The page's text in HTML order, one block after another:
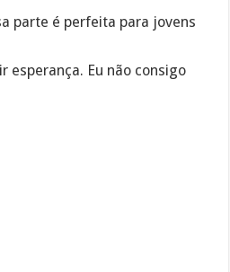
parte é perfeita para jovens
esperança. Eu não consigo